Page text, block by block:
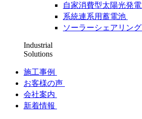
自家消費型太陽光発電
系統連系用蓄電池
ソーラーシェアリング
Industrial
Solutions
施工事例
お客様の声
会社案内
新着情報